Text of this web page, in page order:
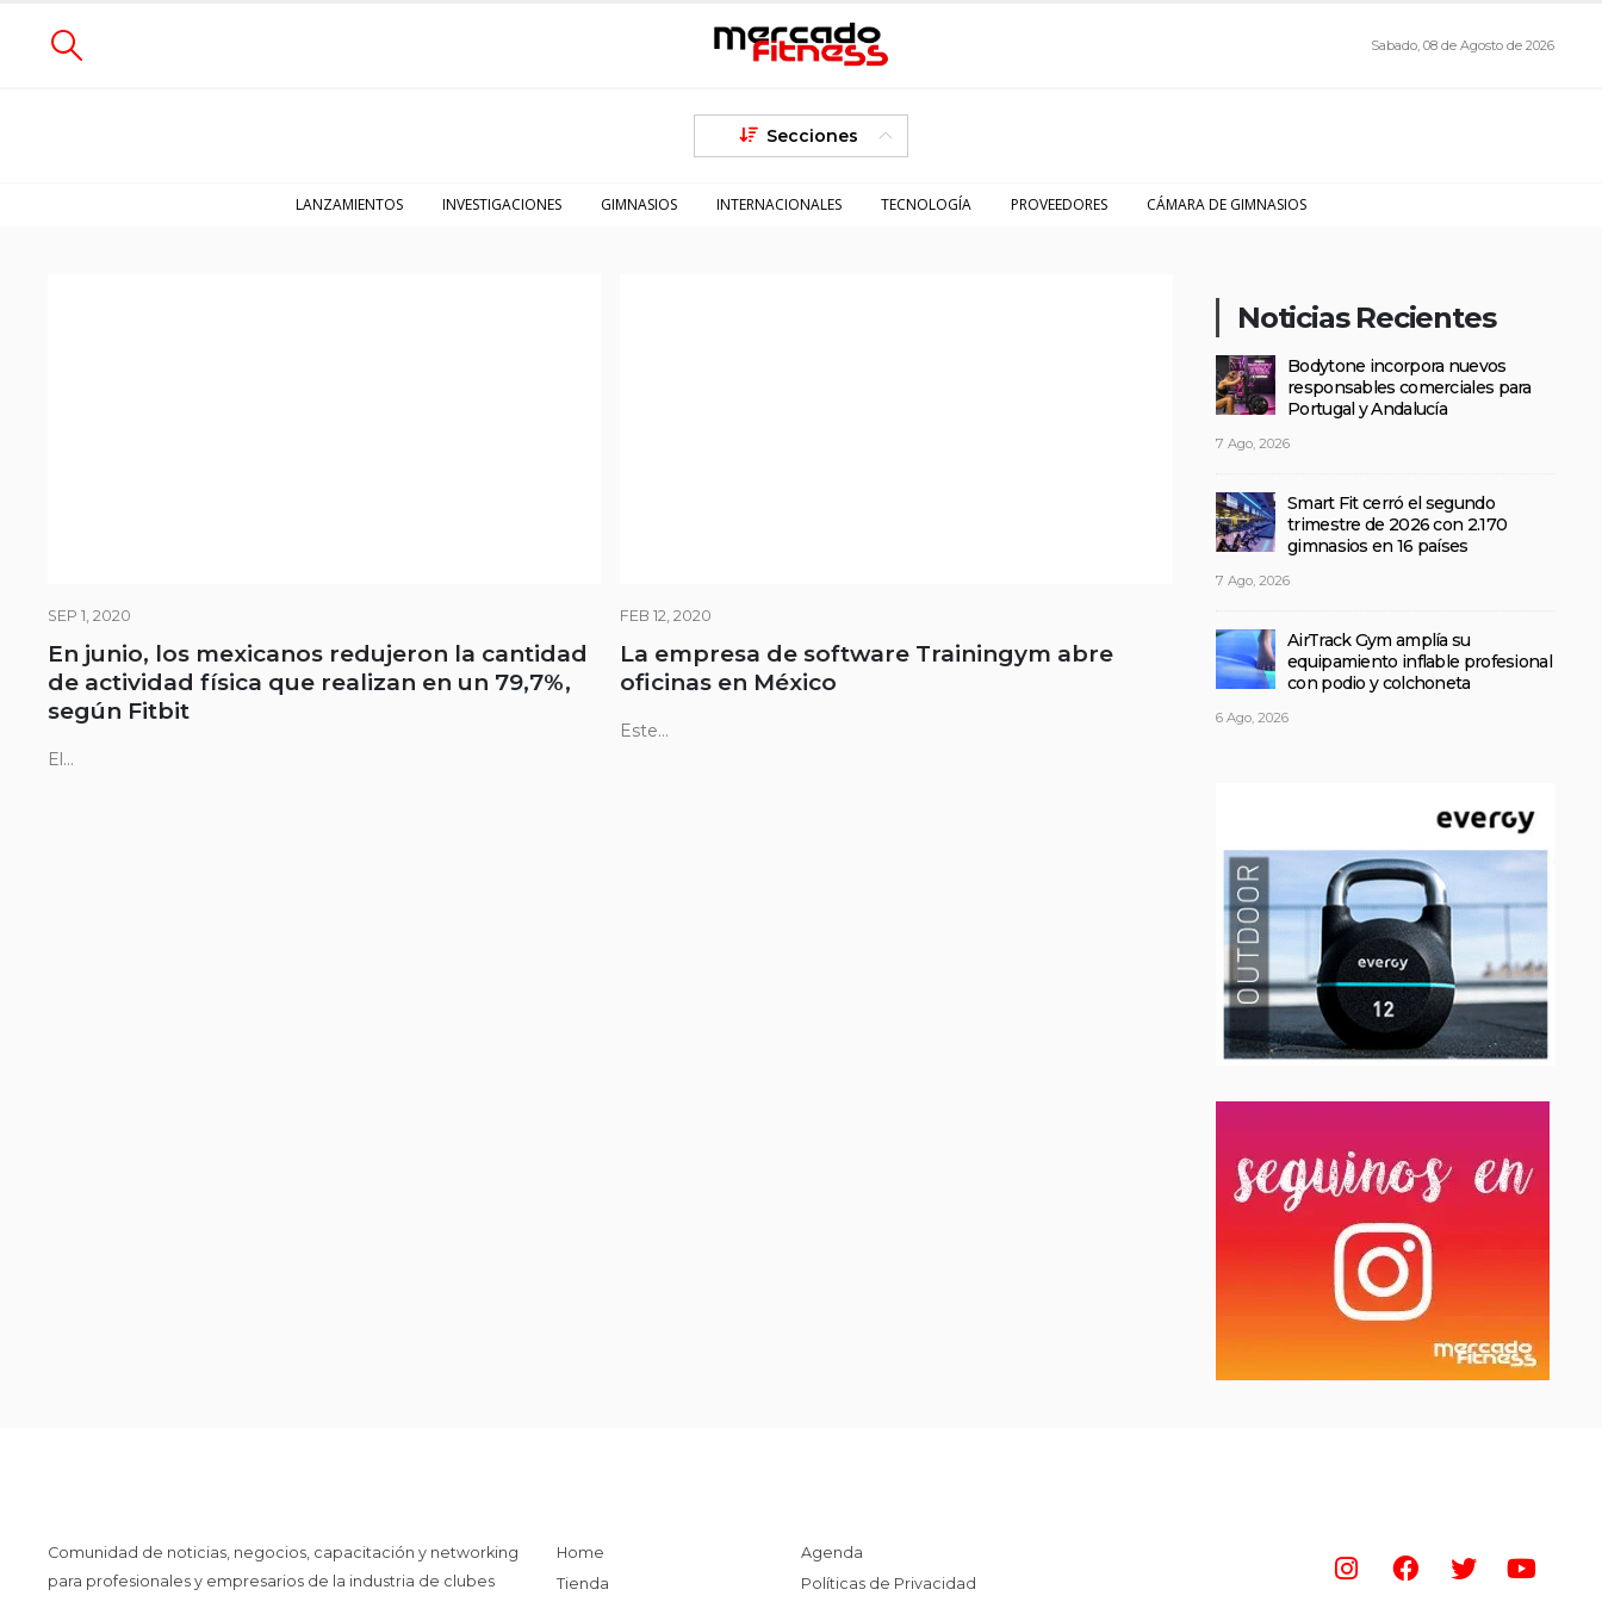
Sabado, 08 de Agosto de 2026
Secciones
LANZAMIENTOS INVESTIGACIONES GIMNASIOS INTERNACIONALES TECNOLOGÍA PROVEEDORES CÁMARA DE GIMNASIOS
SEP 1, 2020
En junio, los mexicanos redujeron la cantidad
de actividad física que realizan en un 79,7%,
según Fitbit
El...
FEB 12, 2020
La empresa de software Trainingym abre
oficinas en México
Este...
Noticias Recientes
Bodytone incorpora nuevos
responsables comerciales para
Portugal y Andalucía
7 Ago, 2026
Smart Fit cerró el segundo
trimestre de 2026 con 2.170
gimnasios en 16 países
7 Ago, 2026
AirTrack Gym amplía su
equipamiento inflable profesional
con podio y colchoneta
6 Ago, 2026
Comunidad de noticias, negocios, capacitación y networking
para profesionales y empresarios de la industria de clubes
Home
Tienda
Agenda
Políticas de Privacidad